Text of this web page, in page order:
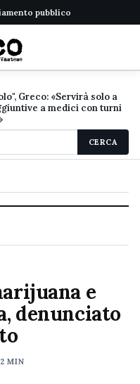
pubblico
Greco: «Servirà solo a
a medici con turni
CERCA
e
denunciato
2 MIN